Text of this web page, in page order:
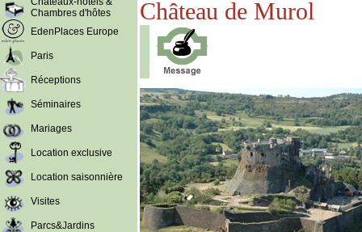
Chambres d'hôtes
EdenPlaces Europe
Paris
Réceptions
Séminaires
Mariages
Location exclusive
Location saisonnière
Visites
Parcs&Jardins
Château de Murol